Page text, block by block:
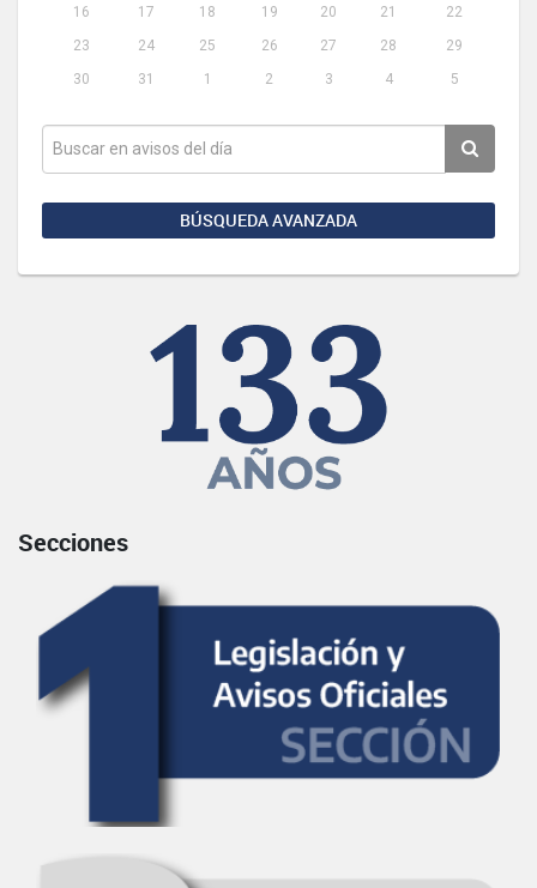
16
17 18 19 20 21
22
23
24 25 26 27 28
29
30
31 1 2 3 4 5
BÚSQUEDA AVANZADA
Secciones